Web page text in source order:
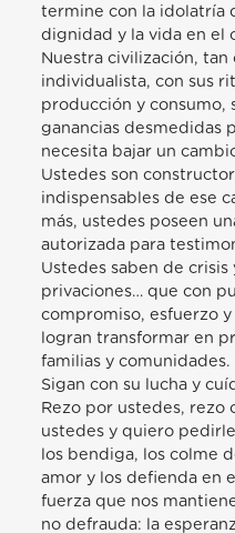
termine con la idolatría
dignidad y la vida en el
Nuestra civilización,
individualista, con sus
producción y consumo,
ganancias desmedidas
necesita bajar un
Ustedes son
indispensables de ese
más, ustedes poseen
autorizada para
Ustedes saben de crisis
privaciones… que con
compromiso, esfuerzo
logran transformar en
familias y comunidades.
Sigan con su lucha y
Rezo por ustedes, rezo
ustedes y quiero
los bendiga, los colme
amor y los defienda en
fuerza que nos
no defrauda: la